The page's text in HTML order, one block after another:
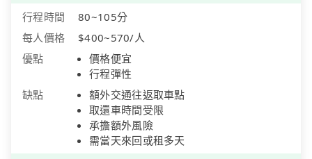
行程時間
80~105分
每人價格
$400~570/人
優點
價格便宜
行程彈性
缺點
額外交通往返取車點
取還車時間受限
承擔額外風險
需當天來回或租多天